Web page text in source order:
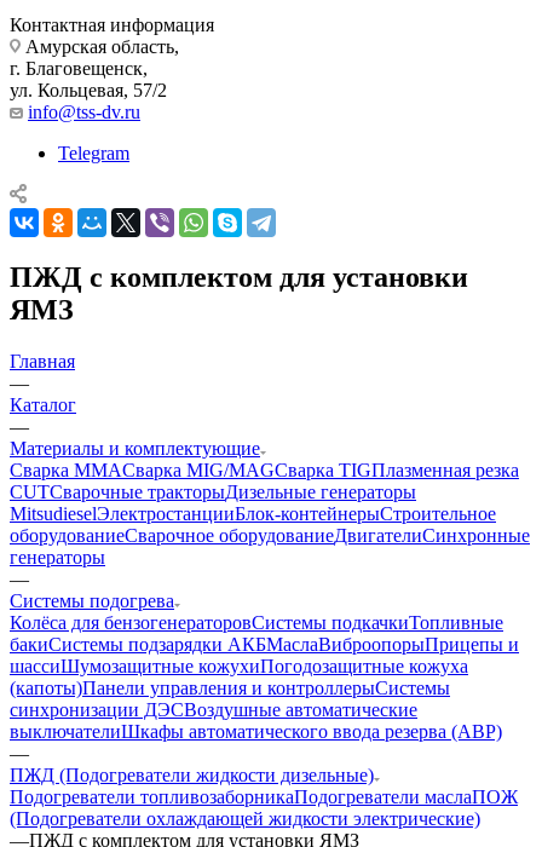
Контактная информация
Амурская область,
г. Благовещенск,
ул. Кольцевая, 57/2
info@tss-dv.ru
Telegram
ПЖД с комплектом для установки
ЯМЗ
Главная
—
Каталог
—
Материалы и комплектующие
Сварка MMAСварка MIG/MAGСварка TIGПлазменная резка
CUTСварочные тракторыДизельные генераторы
MitsudieselЭлектростанцииБлок-контейнерыСтроительное
оборудованиеСварочное оборудованиеДвигателиСинхронные
генераторы
—
Системы подогрева
Колёса для бензогенераторовСистемы подкачкиТопливные
бакиСистемы подзарядки АКБМаслаВиброопорыПрицепы и
шассиШумозащитные кожухиПогодозащитные кожуха
(капоты)Панели управления и контроллерыСистемы
синхронизации ДЭСВоздушные автоматические
выключателиШкафы автоматического ввода резерва (АВР)
—
ПЖД (Подогреватели жидкости дизельные)
Подогреватели топливозаборникаПодогреватели маслаПОЖ
(Подогреватели охлаждающей жидкости электрические)
—ПЖД с комплектом для установки ЯМЗ